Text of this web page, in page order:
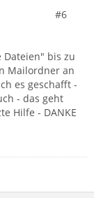
#6
bis zu
Mailordner an
es geschafft -
- das geht
Hilfe - DANKE